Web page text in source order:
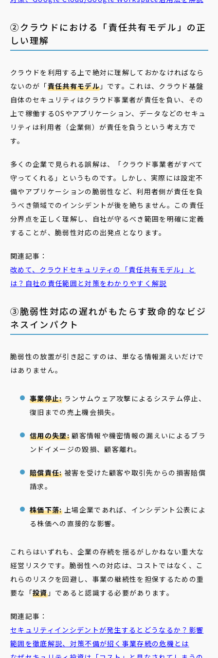
②クラウドにおける「責任共有モデル」の正
しい理解
クラウドを利用する上で絶対に理解しておかなければなら
ないのが「責任共有モデル」です。これは、クラウド基盤
自体のセキュリティはクラウド事業者が責任を負い、その
上で稼働するOSやアプリケーション、データなどのセキュ
リティは利用者（企業側）が責任を負うという考え方で
す。
多くの企業で見られる誤解は、「クラウド事業者がすべて
守ってくれる」というものです。しかし、実際には設定不
備やアプリケーションの脆弱性など、利用者側が責任を負
うべき領域でのインシデントが後を絶ちません。この責任
分界点を正しく理解し、自社が守るべき範囲を明確に定義
することが、脆弱性対応の出発点となります。
関連記事：
改めて、クラウドセキュリティの「責任共有モデル 」と
は？自社の 責任範囲と対策をわかりやすく解説
③脆弱性対応の遅れがもたらす致命的なビジ
ネスインパクト
脆弱性の放置が引き起こすのは、単なる情報漏えいだけで
はありません。
事業停止:ランサムウェア攻撃によるシステム停止、
復旧までの売上機会損失。
信用の失墜:顧客情報や機密情報の漏えいによるブラ
ンドイメージの毀損、顧客離れ。
賠償責任:被害を受けた顧客や取引先からの損害賠償
請求。
株価下落:上場企業であれば、インシデント公表によ
る株価への直接的な影響。
これらはいずれも、企業の存続を揺るがしかねない重大な
経営リスクです。脆弱性への対応は、コストではなく、こ
れらのリスクを回避し、事業の継続性を担保するための重
要な「投資」であると認識する必要があります。
関連記事：
セキュリティインシデントが発生するとどうなるか？影響
範囲を徹底解説、対策不備が招く事業存続の危機とは